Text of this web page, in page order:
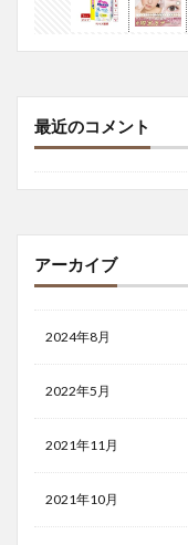
最近のコメント
アーカイブ
2024年8月
2022年5月
2021年11月
2021年10月